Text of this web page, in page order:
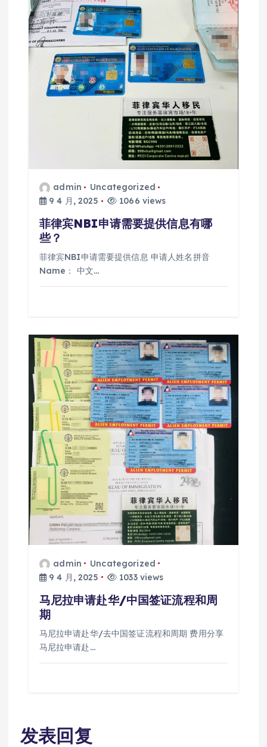
admin
Uncategorized
9 4 月, 2025
1066 views
菲律宾NBI申请需要提供信息有哪
些？
菲律宾NBI申请需要提供信息 申请人姓名拼音
Name： 中文…
admin
Uncategorized
9 4 月, 2025
1033 views
马尼拉申请赴华/中国签证流程和周
期
马尼拉申请赴华/去中国签证流程和周期 费用分享
马尼拉申请赴…
发表回复